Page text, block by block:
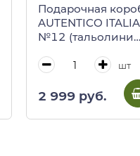
Подарочная
AUTENTICO
№12 (тальолини
приправа
сичильяна),
Pastificio Umbro
шт
2 999 руб.